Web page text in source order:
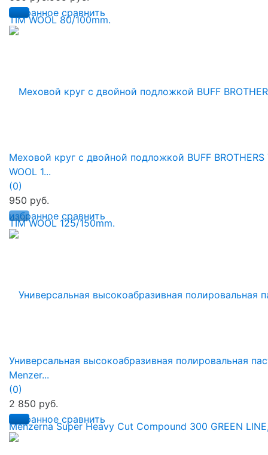
избранное сравнить
избранное сравнить
Меховой круг с двойной подложкой BUFF BROTHERS
WOOL 1...
(0)
950 руб.
избранное сравнить
Универсальная высокоабразивная полировальная
Menzer...
(0)
2 850 руб.